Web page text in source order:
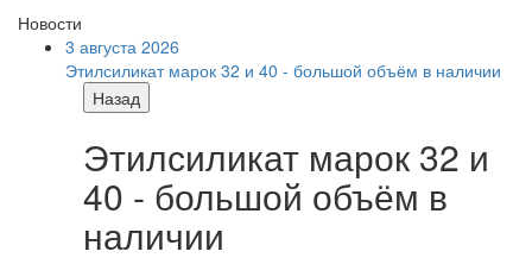
Новости
3 августа 2026
Этилсиликат марок 32 и 40 - большой объём в наличии
Назад
Этилсиликат марок 32 и
40 - большой объём в
наличии